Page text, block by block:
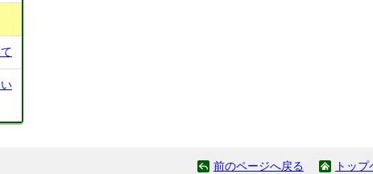
前のページへ戻る トッ